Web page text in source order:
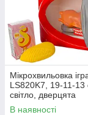
Мікрохвильовка
LS820K7, 19-11-13
світло, дверцята
відчиняються,
В наявності